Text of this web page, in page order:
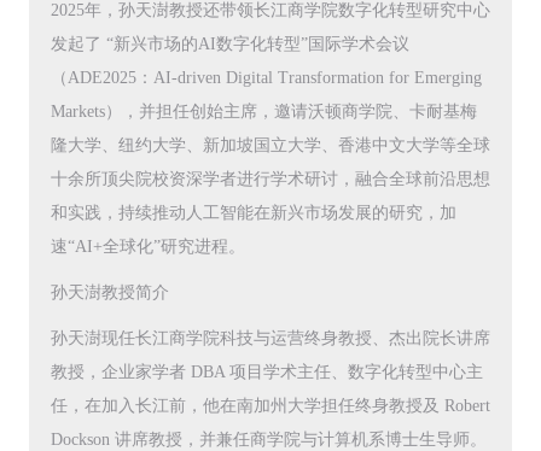
2025年，孙天澍教授还带领长江商学院数字化转型研究中心
发起了 “新兴市场的AI数字化转型”国际学术会议
（ADE2025：AI-driven Digital Transformation for Emerging
Markets），并担任创始主席，邀请沃顿商学院、卡耐基梅
隆大学、纽约大学、新加坡国立大学、香港中文大学等全球
十余所顶尖院校资深学者进行学术研讨，融合全球前沿思想
和实践，持续推动人工智能在新兴市场发展的研究，加
速“AI+全球化”研究进程。
孙天澍教授简介
孙天澍现任长江商学院科技与运营终身教授、杰出院长讲席
教授，企业家学者 DBA 项目学术主任、数字化转型中心主
任，在加入长江前，他在南加州大学担任终身教授及 Robert
Dockson 讲席教授，并兼任商学院与计算机系博士生导师。